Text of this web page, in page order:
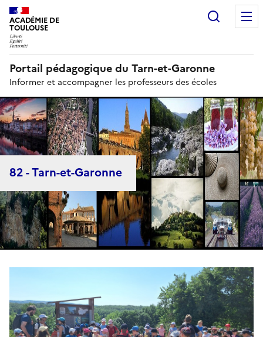
ACADÉMIE DE
TOULOUSE
Portail pédagogique du Tarn-et-Garonne
Informer et accompagner les professeurs des écoles
82 - Tarn-et-Garonne